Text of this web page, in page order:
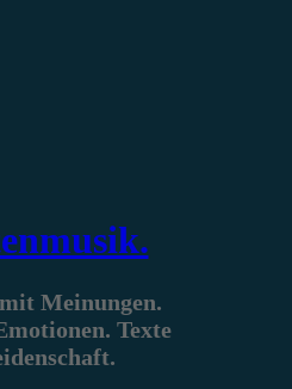
Meinungen.
Texte